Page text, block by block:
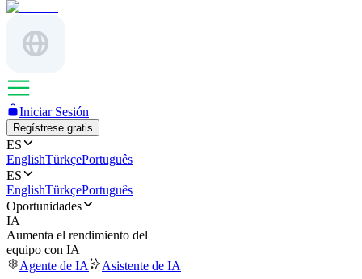
Iniciar Sesión
Regístrese gratis
ES
EnglishTürkçePortuguês
ES
EnglishTürkçePortuguês
Oportunidades
IA
Aumenta el rendimiento del
equipo con IA
Agente de IA
Asistente de IA